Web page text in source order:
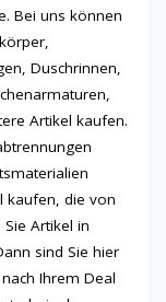
Bei uns können
Duschrinnen,
Artikel kaufen.
kaufen, die von
Artikel in
sind Sie hier
Ihrem Deal